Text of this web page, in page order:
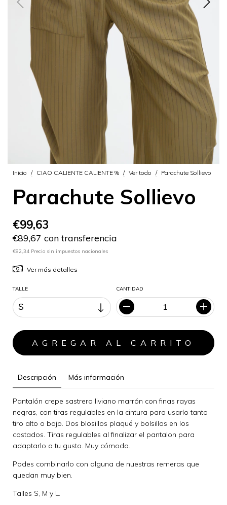
Inicio / CIAO CALIENTE CALIENTE % / Ver todo / Parachute Sollievo
Parachute Sollievo
€99,63
€89,67 con transferencia
€82,34 Precio sin impuestos nacionales
Ver más detalles
TALLE CANTIDAD
Descripción Más información
Pantalón crepe sastrero liviano marrón con finas rayas
negras, con tiras regulables en la cintura para usarlo tanto
tiro alto o bajo. Dos blosillos plaqué y bolsillos en los
costados. Tiras regulables al finalizar el pantalon para
adaptarlo a tu gusto. Muy cómodo.
Podes combinarlo con alguna de nuestras remeras que
quedan muy bien.
Talles S, M y L.